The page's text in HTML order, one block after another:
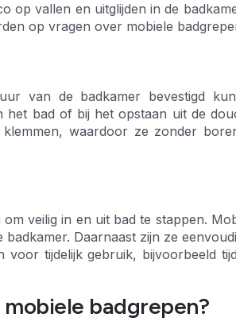
op vallen en uitglijden in de
op vragen over mobiele
van de badkamer bevestigd
het bad of bij het opstaan uit de
waardoor ze zonder
veilig in en uit bad te stappen.
Daarnaast zijn ze
tijdelijk gebruik, bijvoorbeeld
badgrepen?